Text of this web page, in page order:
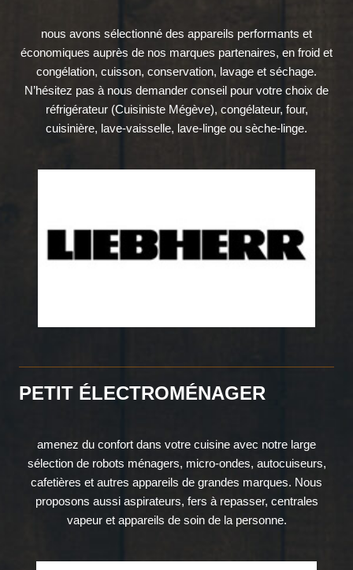
nous avons sélectionné des appareils performants et
économiques auprès de nos marques partenaires, en froid et
congélation, cuisson, conservation, lavage et séchage.
N’hésitez pas à nous demander conseil pour votre choix de
réfrigérateur (Cuisiniste Mégève), congélateur, four,
cuisinière, lave-vaisselle, lave-linge ou sèche-linge.
PETIT ÉLECTROMÉNAGER
amenez du confort dans votre cuisine avec notre large
sélection de robots ménagers, micro-ondes, autocuiseurs,
cafetières et autres appareils de grandes marques. Nous
proposons aussi aspirateurs, fers à repasser, centrales
vapeur et appareils de soin de la personne.